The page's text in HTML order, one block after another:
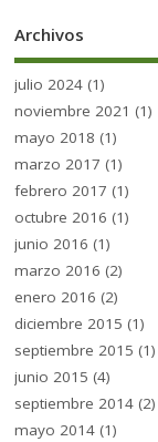
Archivos
julio 2024 (1)
noviembre 2021 (1)
mayo 2018 (1)
marzo 2017 (1)
febrero 2017 (1)
octubre 2016 (1)
junio 2016 (1)
marzo 2016 (2)
enero 2016 (2)
diciembre 2015 (1)
septiembre 2015 (1)
junio 2015 (4)
septiembre 2014 (2)
mayo 2014 (1)